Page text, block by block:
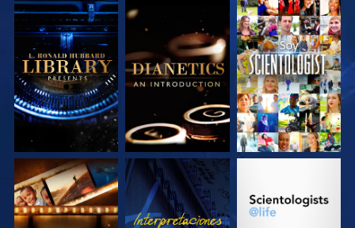
EXPLORA LAS
SERIES
EXPLORA LAS
SERIES
VE
EXPLORA LAS
SERIES
VE
EXPLORA LAS